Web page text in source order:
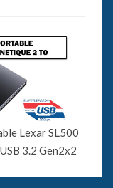
Lexar SL500
3.2 Gen2x2